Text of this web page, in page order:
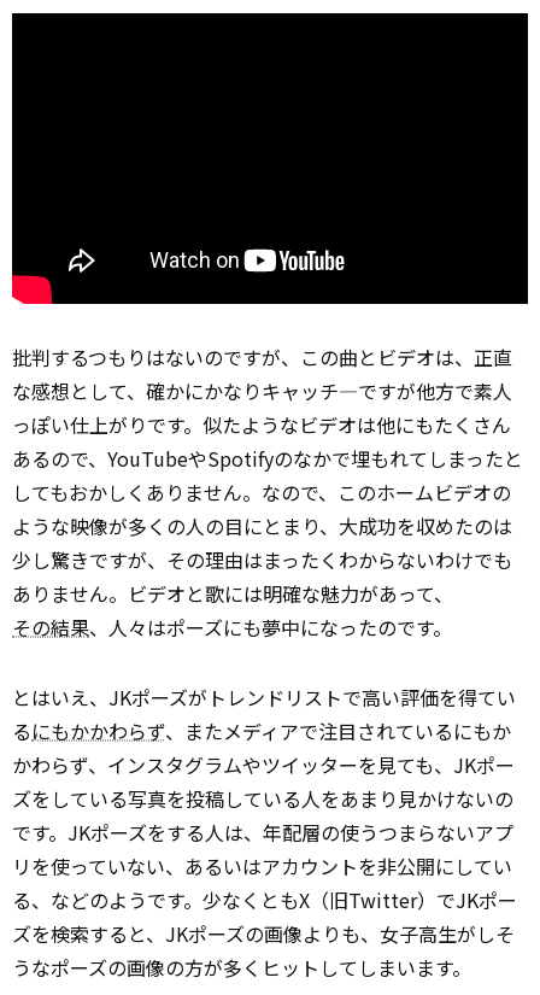
批判するつもりはないのですが、この曲とビデオは、正直
な感想として、確かにかなりキャッチ―ですが他方で素人
っぽい仕上がりです。似たようなビデオは他にもたくさん
あるので、YouTubeやSpotifyのなかで埋もれてしまったと
してもおかしくありません。なので、このホームビデオの
ような映像が多くの人の目にとまり、大成功を収めたのは
少し驚きですが、その理由はまったくわからないわけでも
ありません。ビデオと歌には明確な魅力があって、
その結果、人々はポーズにも夢中になったのです。
とはいえ、JKポーズがトレンドリストで高い評価を得てい
るにもかかわらず、またメディアで注目されているにもか
かわらず、インスタグラムやツイッターを見ても、JKポー
ズをしている写真を投稿している人をあまり見かけないの
です。JKポーズをする人は、年配層の使うつまらないアプ
リを使っていない、あるいはアカウントを非公開にしてい
る、などのようです。少なくともX（旧Twitter）でJKポー
ズを検索すると、JKポーズの画像よりも、女子高生がしそ
うなポーズの画像の方が多くヒットしてしまいます。